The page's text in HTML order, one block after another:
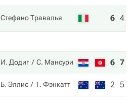
Стефано Травалья 6 4
И. Додиг С. Мансури 6 7
Б. Эллис Т. Фэнкатт 2 5